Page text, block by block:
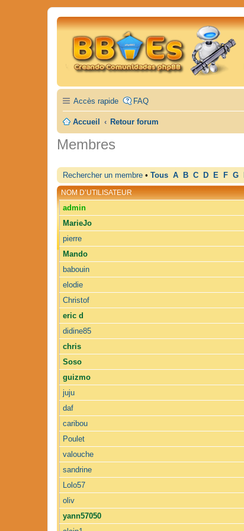
Accès rapide FAQ
Accueil Retour forum
Membres
Rechercher un membre • Tous A B C D E F G
NOM D’UTILISATEUR
admin
MarieJo
pierre
Mando
babouin
elodie
Christof
eric d
didine85
chris
Soso
guizmo
juju
daf
caribou
Poulet
valouche
sandrine
Lolo57
oliv
yann57050